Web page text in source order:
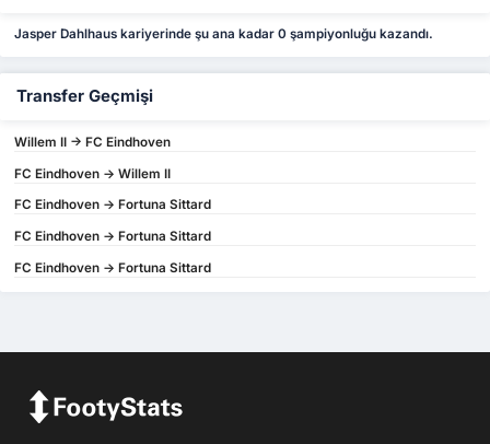
Jasper Dahlhaus kariyerinde şu ana kadar 0 şampiyonluğu kazandı.
Transfer Geçmişi
Willem II -> FC Eindhoven
FC Eindhoven -> Willem II
FC Eindhoven -> Fortuna Sittard
FC Eindhoven -> Fortuna Sittard
FC Eindhoven -> Fortuna Sittard